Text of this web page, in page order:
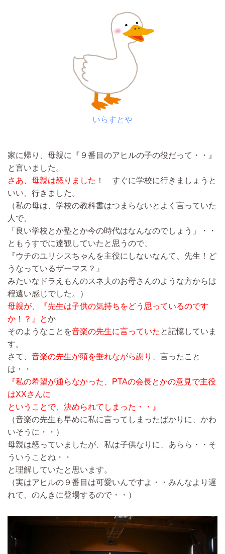
いらすとや
家に帰り、母親に『９番目のアヒルの子の役だって・・』
と言いました。
さあ、母親は怒りました ！ すぐに学校に行きましょうと
いい、行きました。
（私の母は、学校の教科書はつまらないとよく言っていた
人で、
「良い学校とか塾とか今の時代はなんなのでしょう」・・
ともうすでに達観していたと思うので、
『ウチのユリシスちゃんを主役にしないなんて、先生！ど
うなっているザーマス？』
みたいなドラえもんのスネ夫のお母さんのような方からは
程遠い感じでした。）
母親が、『先生は子供の気持ちをどう思っているのです
か！？』とか
そのようなことを音楽の先生に言っていた と記憶していま
す。
さて、 音楽の先生が頭を垂れながら謝り、 言ったこと
は・・
『私の希望が通らなかった、PTAの会長とかの意見で主役
はXXさんに
ということで、決められてしまった・・』
（音楽の先生も早めに私に言ってしまったばかりに、かわ
いそうに・・）
母親は怒っていましたが、私は子供なりに、あらら・・そ
ういうことね・・
と理解していたと思います。
（実はアヒルの９番目は可愛いんですよ・・みんなより遅
れて、のんきに登場するので・・）